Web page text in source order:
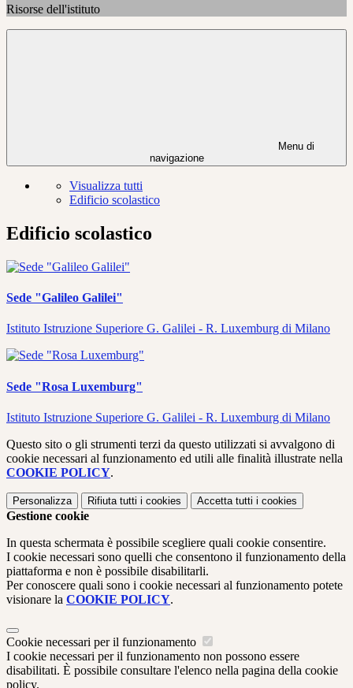
Risorse dell'istituto
Menu di
navigazione
Visualizza tutti
Edificio scolastico
Edificio scolastico
Sede "Galileo Galilei"
Istituto Istruzione Superiore G. Galilei - R. Luxemburg di Milano
Sede "Rosa Luxemburg"
Istituto Istruzione Superiore G. Galilei - R. Luxemburg di Milano
Questo sito o gli strumenti terzi da questo utilizzati si avvalgono di
cookie necessari al funzionamento ed utili alle finalità illustrate nella
COOKIE POLICY.
Personalizza Rifiuta tutti i cookies Accetta tutti i cookies
Gestione cookie
In questa schermata è possibile scegliere quali cookie consentire.
I cookie necessari sono quelli che consentono il funzionamento della
piattaforma e non è possibile disabilitarli.
Per conoscere quali sono i cookie necessari al funzionamento potete
visionare la COOKIE POLICY.
Cookie necessari per il funzionamento
I cookie necessari per il funzionamento non possono essere
disabilitati. È possibile consultare l'elenco nella pagina della cookie
policy.